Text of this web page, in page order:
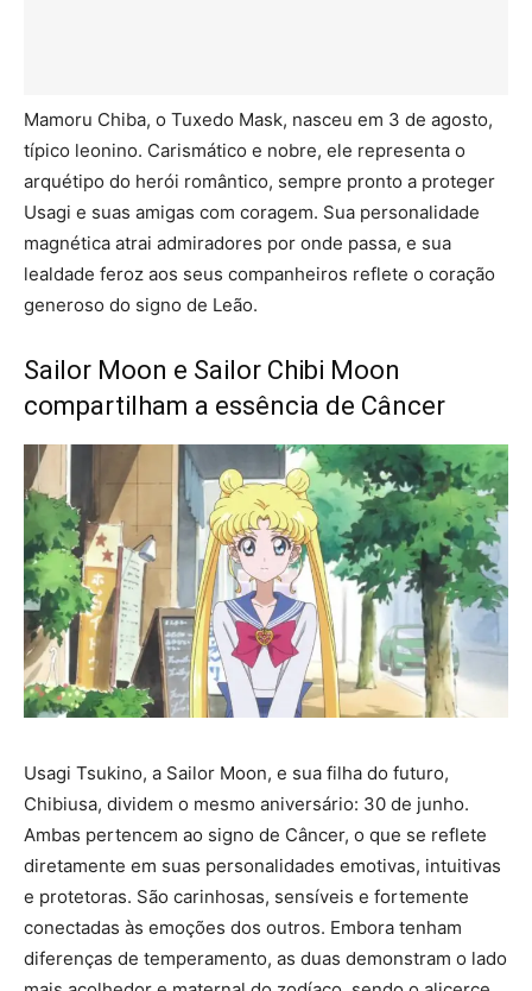
Mamoru Chiba, o Tuxedo Mask, nasceu em 3 de agosto,
típico leonino. Carismático e nobre, ele representa o
arquétipo do herói romântico, sempre pronto a proteger
Usagi e suas amigas com coragem. Sua personalidade
magnética atrai admiradores por onde passa, e sua
lealdade feroz aos seus companheiros reflete o coração
generoso do signo de Leão.
Sailor Moon e Sailor Chibi Moon
compartilham a essência de Câncer
Usagi Tsukino, a Sailor Moon, e sua filha do futuro,
Chibiusa, dividem o mesmo aniversário: 30 de junho.
Ambas pertencem ao signo de Câncer, o que se reflete
diretamente em suas personalidades emotivas, intuitivas
e protetoras. São carinhosas, sensíveis e fortemente
conectadas às emoções dos outros. Embora tenham
diferenças de temperamento, as duas demonstram o lado